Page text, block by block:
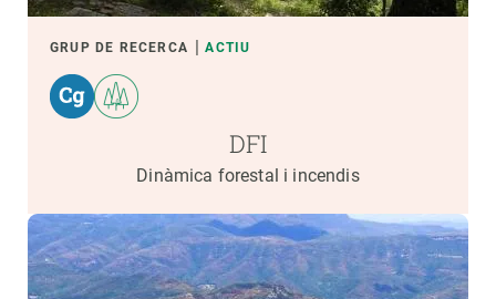
GRUP DE RECERCA ACTIU
DFI
Dinàmica forestal i incendis